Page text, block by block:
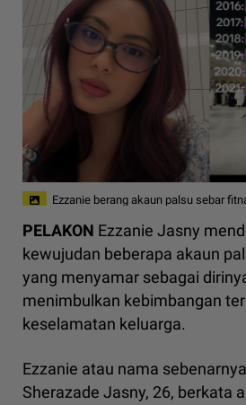
Ezzanie berang akaun palsu sebar
PELAKON Ezzanie Jasny
kewujudan beberapa akaun
yang menyamar sebagai
menimbulkan kebimbangan
keselamatan keluarga.
Ezzanie atau nama
Sherazade Jasny, 26, berkata